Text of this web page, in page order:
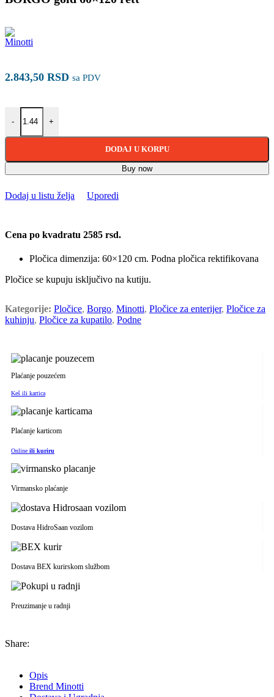
2.843,50 RSD sa PDV
-
BORGO gold 60×120 rett količina
+
DODAJ U KORPU
Buy now
Dodaj u listu želja Uporedi
Cena po kvadratu 2585 rsd.
Pločica dimenzija: 60×120 cm. Podna pločica rektifikovana
Pločice se kupuju isključivo na kutiju.
Kategorije: Pločice, Borgo, Minotti, Pločice za enterijer, Pločice za
kuhinju, Pločice za kupatilo, Podne
Plaćanje pouzećem
Keš ili kartica
Plaćanje karticom
Online ili kuriru
Virmansko plaćanje
Dostava HidroSaan vozilom
Dostava BEX kurirskom službom
Preuzimanje u radnji
Share:
Opis
Brend Minotti